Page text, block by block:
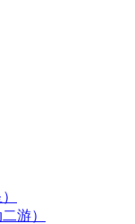
游）